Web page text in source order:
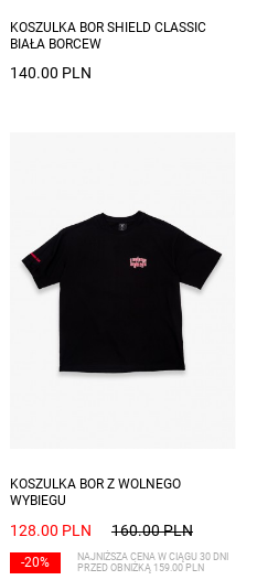
KOSZULKA BOR SHIELD CLASSIC
BIAŁA BORCEW
140.00 PLN
KOSZULKA BOR Z WOLNEGO
WYBIEGU
128.00 PLN 160.00 PLN
-20%
NAJNIŻSZA CENA W CIĄGU 30 DNI
PRZED OBNIŻKĄ 159.00 PLN